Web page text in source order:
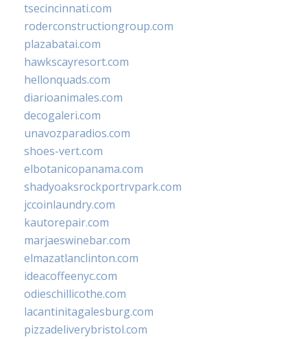
tsecincinnati.com
roderconstructiongroup.com
plazabatai.com
hawkscayresort.com
hellonquads.com
diarioanimales.com
decogaleri.com
unavozparadios.com
shoes-vert.com
elbotanicopanama.com
shadyoaksrockportrvpark.com
jccoinlaundry.com
kautorepair.com
marjaeswinebar.com
elmazatlanclinton.com
ideacoffeenyc.com
odieschillicothe.com
lacantinitagalesburg.com
pizzadeliverybristol.com